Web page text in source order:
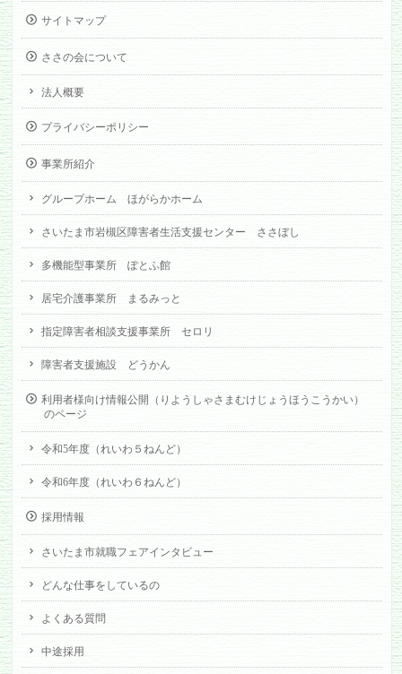
サイトマップ
ささの会について
法人概要
プライバシーポリシー
事業所紹介
グループホーム ほがらかホーム
さいたま市岩槻区障害者生活支援センター ささぼし
多機能型事業所 ぽとふ館
居宅介護事業所 まるみっと
指定障害者相談支援事業所 セロリ
障害者支援施設 どうかん
利用者様向け情報公開（りようしゃさまむけじょうほうこうかい）
のページ
令和5年度（れいわ５ねんど）
令和6年度（れいわ６ねんど）
採用情報
さいたま市就職フェアインタビュー
どんな仕事をしているの
よくある質問
中途採用